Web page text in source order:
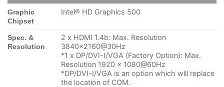
Graphic
Chipset
Intel® HD Graphics 500
Spec. &
Resolution
2 x HDMI 1.4b: Max. Resolution
3840×2160@30Hz
*1 x DP/DVI-I/VGA (Factory Option): Max.
Resolution 1920 x 1080@60Hz
*DP/DVI-I/VGA is an option which will replace
the location of COM.